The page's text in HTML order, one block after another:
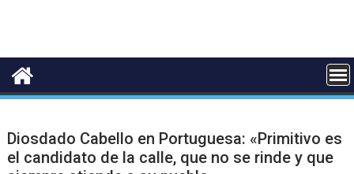
Diosdado Cabello en Portuguesa: «Primitivo es
el candidato de la calle, que no se rinde y que